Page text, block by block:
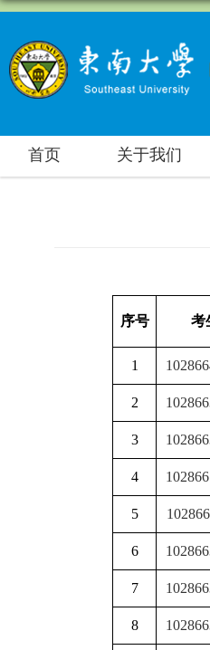
首页 关于我们
序号 考
1
2
3
4
5
6
7
8